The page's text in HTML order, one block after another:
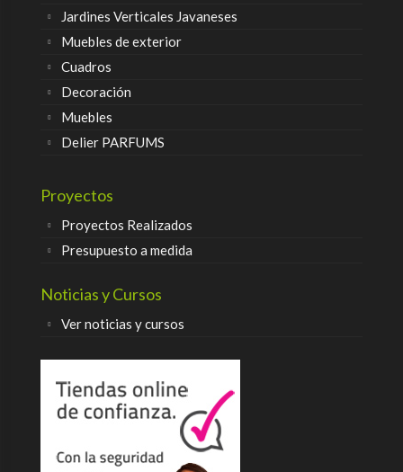
Jardines Verticales Javaneses
Muebles de exterior
Cuadros
Decoración
Muebles
Delier PARFUMS
Proyectos
Proyectos Realizados
Presupuesto a medida
Noticias y Cursos
Ver noticias y cursos